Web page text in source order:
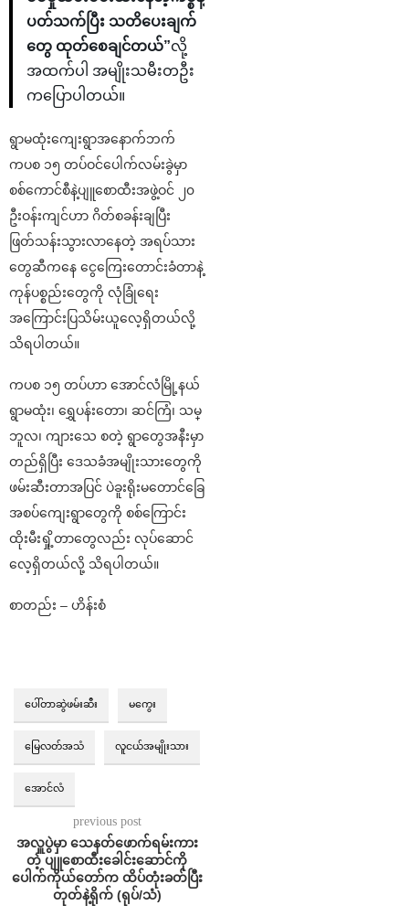
ပတ်သက်ပြီး သတိပေးချက်
တွေ ထုတ်စေချင်တယ်”လို့
အထက်ပါ အမျိုးသမီးတဦး
ကပြောပါတယ်။
ရွာမထုံးကျေးရွာအနောက်ဘက်
ကပစ ၁၅ တပ်ဝင်ပေါက်လမ်းခွဲမှာ
စစ်ကောင်စီနဲ့ပျူစောထီးအဖွဲ့ဝင် ၂၀
ဦးဝန်းကျင်ဟာ ဂိတ်စခန်းချပြီး
ဖြတ်သန်းသွားလာနေတဲ့ အရပ်သား
တွေဆီကနေ ငွေကြေးတောင်းခံတာနဲ့
ကုန်ပစ္စည်းတွေကို လုံခြုံရေး
အကြောင်းပြသိမ်းယူလေ့ရှိတယ်လို့
သိရပါတယ်။
ကပစ ၁၅ တပ်ဟာ အောင်လံမြို့နယ်
ရွာမထုံး၊ ရွှေပန်းတော၊ ဆင်ကြံ၊ သမ္
ဘူလ၊ ကျားသေ စတဲ့ ရွာတွေအနီးမှာ
တည်ရှိပြီး ဒေသခံအမျိုးသားတွေကို
ဖမ်းဆီးတာအပြင် ပဲခူးရိုးမတောင်ခြေ
အစပ်ကျေးရွာတွေကို စစ်ကြောင်း
ထိုးမီးရှို့တာတွေလည်း လုပ်ဆောင်
လေ့ရှိတယ်လို့ သိရပါတယ်။
စာတည်း – ဟိန်းစံ
ပေါ်တာဆွဲဖမ်းဆီး မကွေး
မြေလတ်အသံ လူငယ်အမျိုးသား
အောင်လံ
previous post
အလှူပွဲမှာ သေနတ်ဖောက်ရမ်းကား
တဲ့ ပျူစောထီးခေါင်းဆောင်ကို
ပေါက်ကိုယ်တော်က ထိပ်တုံးခတ်ပြီး
တုတ်နဲ့ရိုက် (ရုပ်/သံ)